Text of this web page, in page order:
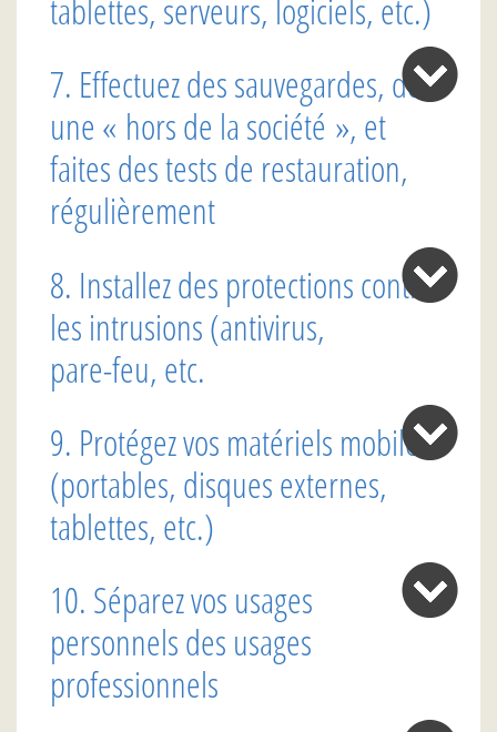
tablettes, serveurs, logiciels, etc.)
7. Effectuez des sauvegardes, dont
une « hors de la société », et
faites des tests de restauration,
régulièrement
8. Installez des protections contre
les intrusions (antivirus,
pare-feu, etc.
9. Protégez vos matériels mobiles
(portables, disques externes,
tablettes, etc.)
10. Séparez vos usages
personnels des usages
professionnels